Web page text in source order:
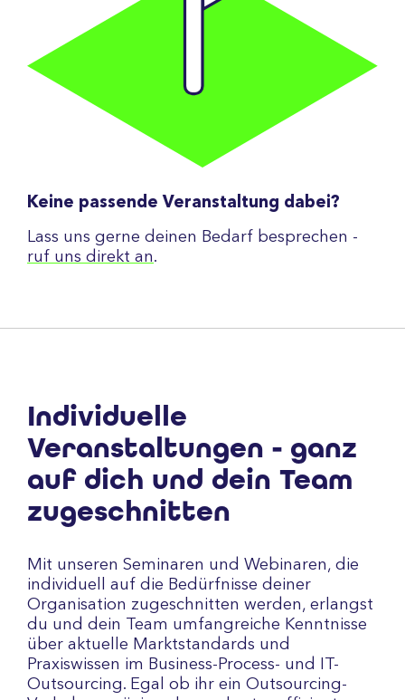
Keine passende Veranstaltung dabei?
Lass uns gerne deinen Bedarf besprechen -
ruf uns direkt an.
Individuelle
Veranstaltungen - ganz
auf dich und dein Team
zugeschnitten
Mit unseren Seminaren und Webinaren, die
individuell auf die Bedürfnisse deiner
Organisation zugeschnitten werden, erlangst
du und dein Team umfangreiche Kenntnisse
über aktuelle Marktstandards und
Praxiswissen im Business-Process- und IT-
Outsourcing. Egal ob ihr ein Outsourcing-